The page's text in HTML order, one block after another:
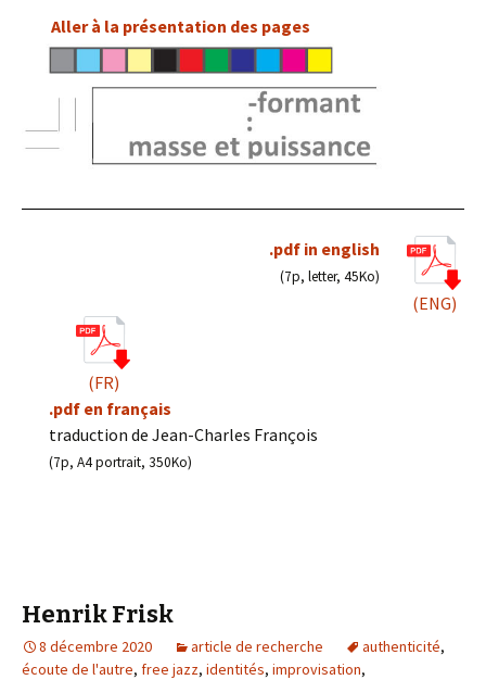
Aller à la présentation des pages
.pdf in english
(7p, letter, 45Ko)
(ENG)
(FR)
.pdf en français
traduction de Jean-Charles François
(7p, A4 portrait, 350Ko)
Henrik Frisk
8 décembre 2020 article de recherche authenticité,
écoute de l'autre, free jazz, identités, improvisation,